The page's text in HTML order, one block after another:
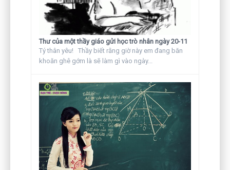
Thư của một thầy giáo gửi học trò nhân ngày 20-11
Tý thân yêu! Thầy biết rằng giờ này em đang băn
khoăn ghê gớm là sẽ làm gì vào ngày...